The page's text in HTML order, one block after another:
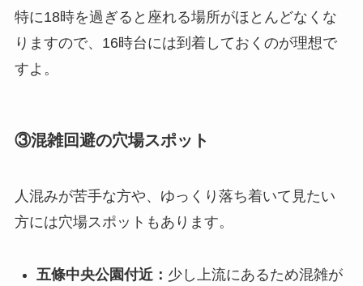
特に18時を過ぎると座れる場所がほとんどなくな
りますので、16時台には到着しておくのが理想で
すよ。
③混雑回避の穴場スポット
人混みが苦手な方や、ゆっくり落ち着いて見たい
方には穴場スポットもあります。
五條中央公園付近： 少し上流にあるため混雑が